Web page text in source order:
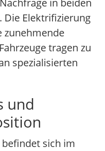
in beiden
Die Elektrifizierung
zunehmende
tragen zu
spezialisierten
und
sich im